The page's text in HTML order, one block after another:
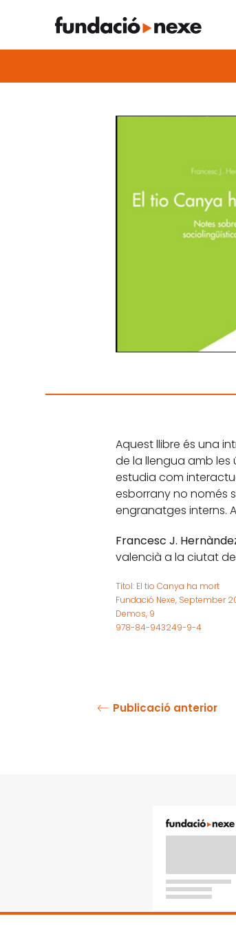
Aquest llibre és una
de la llengua amb
estudia com
esborrany no només
engranatges interns.
Francesc J.
valencià a la ciutat
Títol: El tio Canya ha mort
Fundació Nexe, September
Demos, 9
978-84-943249-9-4
Publicació anterior